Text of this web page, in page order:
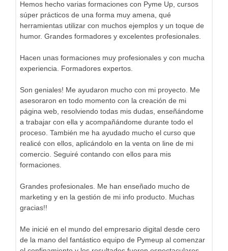
Hemos hecho varias formaciones con Pyme Up, cursos
súper prácticos de una forma muy amena, qué
herramientas utilizar con muchos ejemplos y un toque de
humor. Grandes formadores y excelentes profesionales.
Hacen unas formaciones muy profesionales y con mucha
experiencia. Formadores expertos.
Son geniales! Me ayudaron mucho con mi proyecto. Me
asesoraron en todo momento con la creación de mi
página web, resolviendo todas mis dudas, enseñándome
a trabajar con ella y acompañándome durante todo el
proceso. También me ha ayudado mucho el curso que
realicé con ellos, aplicándolo en la venta on line de mi
comercio. Seguiré contando con ellos para mis
formaciones.
Grandes profesionales. Me han enseñado mucho de
marketing y en la gestión de mi info producto. Muchas
gracias!!
Me inicié en el mundo del empresario digital desde cero
de la mano del fantástico equipo de Pymeup al comenzar